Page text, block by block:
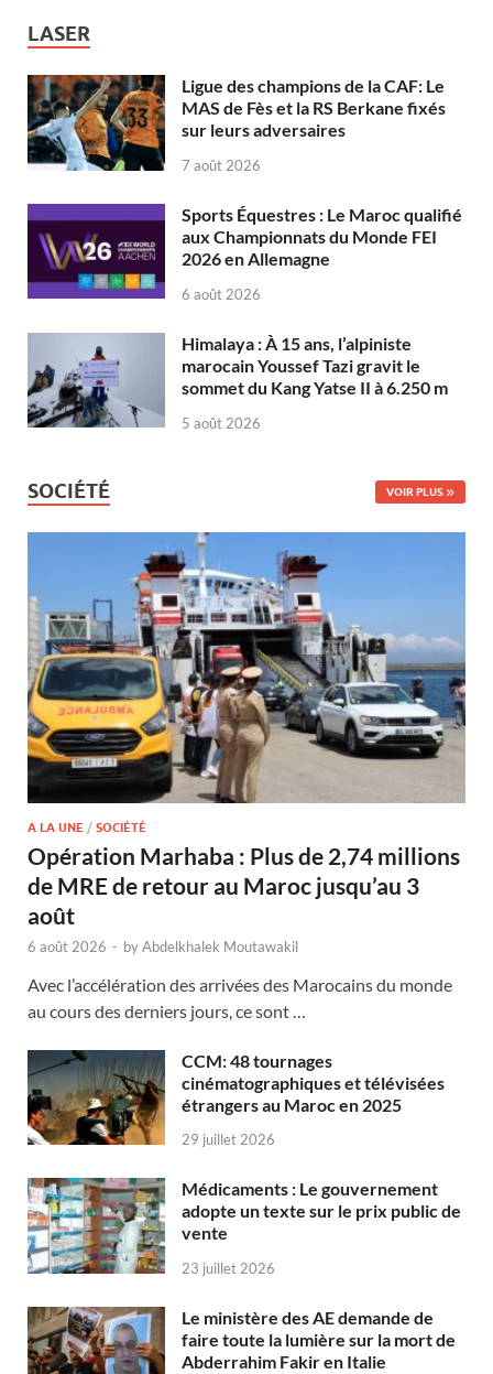
LASER
Ligue des champions de la CAF: Le
MAS de Fès et la RS Berkane fixés
sur leurs adversaires
7 août 2026
Sports Équestres : Le Maroc qualifié
aux Championnats du Monde FEI
2026 en Allemagne
6 août 2026
Himalaya : À 15 ans, l’alpiniste
marocain Youssef Tazi gravit le
sommet du Kang Yatse II à 6.250 m
5 août 2026
SOCIÉTÉ VOIR PLUS
A LA UNE / SOCIÉTÉ
Opération Marhaba : Plus de 2,74 millions
de MRE de retour au Maroc jusqu’au 3
août
6 août 2026 - byAbdelkhalek Moutawakil
Avec l’accélération des arrivées des Marocains du monde
au cours des derniers jours, ce sont …
CCM: 48 tournages
cinématographiques et télévisées
étrangers au Maroc en 2025
29 juillet 2026
Médicaments : Le gouvernement
adopte un texte sur le prix public de
vente
23 juillet 2026
Le ministère des AE demande de
faire toute la lumière sur la mort de
Abderrahim Fakir en Italie